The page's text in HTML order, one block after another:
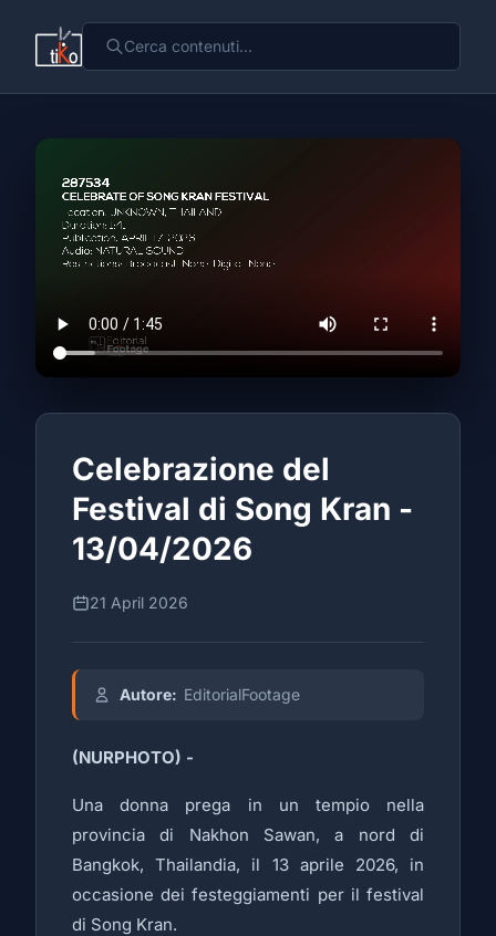
Celebrazione del
Festival di Song Kran -
13/04/2026
21 April 2026
Autore: EditorialFootage
(NURPHOTO) -
Una donna prega in un tempio nella
provincia di Nakhon Sawan, a nord di
Bangkok, Thailandia, il 13 aprile 2026, in
occasione dei festeggiamenti per il festival
di Song Kran.